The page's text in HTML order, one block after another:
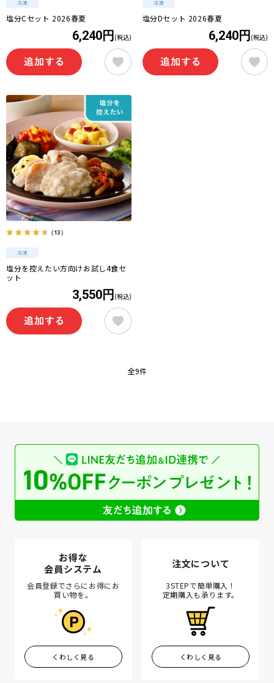
塩分Cセット 2026春夏
6,240円 (税込)
塩分Dセット 2026春夏
6,240円 (税込)
（13）
塩分を控えたい方向けお試し4食セ
ット
3,550円 (税込)
全9件
お得な
会員システム
会員登録でさらにお得にお
買い物を。
くわしく見る
注文について
3STEPで簡単購入！
定期購入も承ります。
くわしく見る